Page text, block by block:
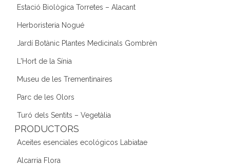
Estació Biològica Torretes – Alacant
Herboristeria Nogué
Jardí Botànic Plantes Medicinals Gombrèn
L'Hort de la Sínia
Museu de les Trementinaires
Parc de les Olors
Turó dels Sentits – Vegetàlia
PRODUCTORS
Aceites esenciales ecológicos Labiatae
Alcarria Flora